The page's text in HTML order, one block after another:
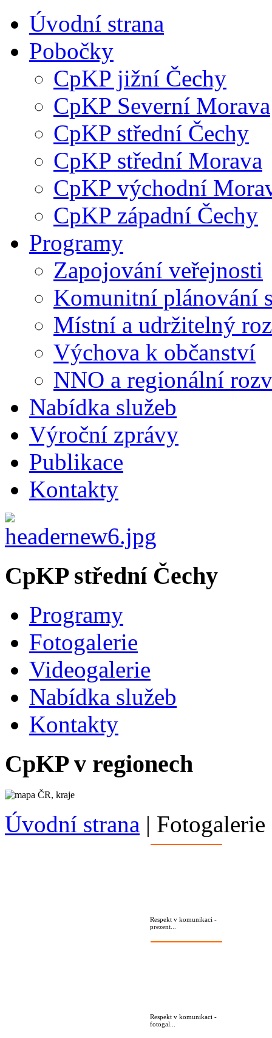
Úvodní strana
Pobočky
CpKP jižní Čechy
CpKP Severní Morava
CpKP střední Čechy
CpKP střední Morava
CpKP východní
CpKP západní Čechy
Programy
Zapojování veřejnosti
Komunitní plánování
Místní a udržitelný
Výchova k občanství
NNO a regionální
Nabídka služeb
Výroční zprávy
Publikace
Kontakty
CpKP střední Čechy
Programy
Fotogalerie
Videogalerie
Nabídka služeb
Kontakty
CpKP v regionech
Úvodní strana |
Respekt v komunikaci -
prezent...
Respekt v komunikaci -
fotogal...